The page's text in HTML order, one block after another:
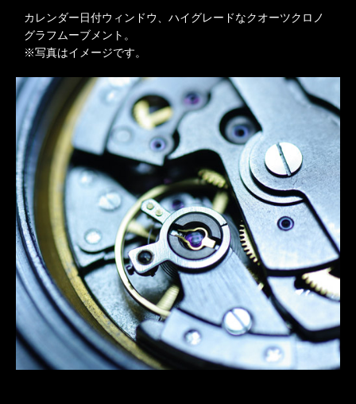
カレンダー日付ウィンドウ、ハイグレードなクオーツクロノ
グラフムーブメント。
※写真はイメージです。